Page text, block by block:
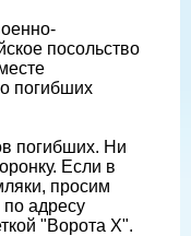
посольство
погибших
погибших. Ни
Если в
просим
адресу
"Ворота Х".